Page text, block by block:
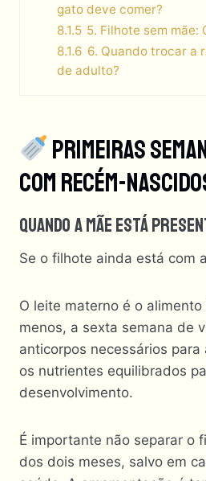
gato deve comer?
8.1.5 5. Filhote sem mãe:
8.1.6 6. Quando trocar a
de adulto?
Primeiras
Com Recém-
Quando A Mãe Está
Se o filhote ainda está com
O leite materno é o
menos, a sexta semana de
anticorpos necessários
os nutrientes equilibrados
desenvolvimento.
É importante não separar o
dos dois meses, salvo em